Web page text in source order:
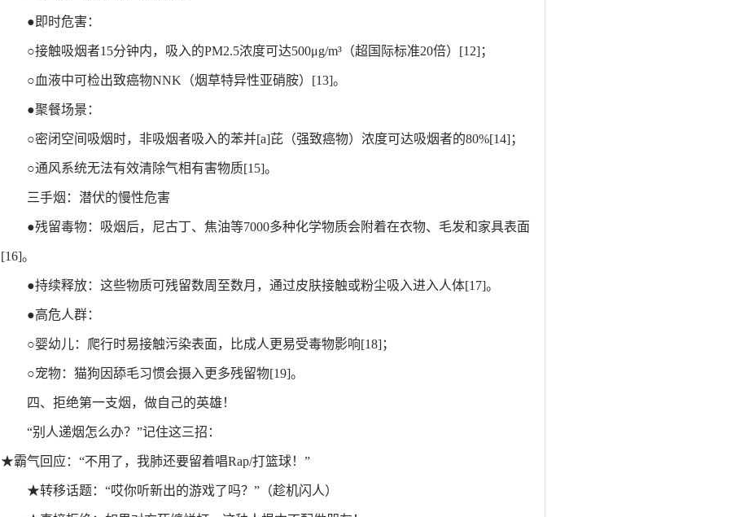
● 即时危害：
○接触吸烟者15分钟内，吸入的PM2.5浓度可达500μg/m³（超国际标准20倍） [12]；
○血液中可检出致癌物NNK（烟草特异性亚硝胺） [13]。
●聚餐场景：
○密闭空间吸烟时，非吸烟者吸入的苯并[a]芘（强致癌物）浓度可达吸烟者的80%[14]；
○通风系统无法有效清除气相有害物质[15]。
三手烟：潜伏的慢性危害
●残留毒物： 吸烟后，尼古丁、焦油等7000多种化学物质会附着在衣物、毛发和家具表面
[16]。
●持续释放： 这些物质可残留数周至数月，通过皮肤接触或粉尘吸入进入人体[17]。
●高危人群：
○婴幼儿：爬行时易接触污染表面，比成人更易受毒物影响[18]；
○宠物：猫狗因舔毛习惯会摄入更多残留物[19]。
四、 拒绝第一支烟，做自己的英雄！
“别人递烟怎么办？ ”记住这三招：
★霸气回应： “不用了，我肺还要留着唱Rap/打篮球！ ”
★转移话题： “哎你听新出的游戏了吗？ ” （趁机闪人）